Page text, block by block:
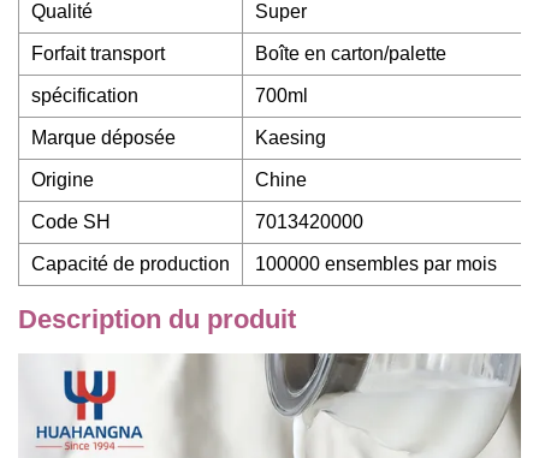
Qualité Super
Forfait transport Boîte en carton/palette
spécification 700ml
Marque déposée Kaesing
Origine Chine
Code SH 7013420000
Capacité de production 100000 ensembles par mois
Description du produit